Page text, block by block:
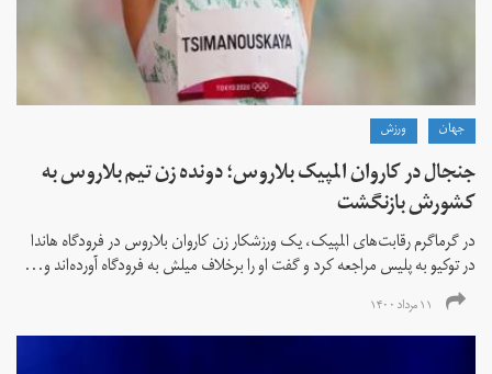
جهان ورزش
جنجال در کاروان المپیک بلاروس؛ دونده زن تیم بلاروس به
کشورش بازنگشت
در گرماگرم رقابت‌های المپیک، یک ورزشکار زن کاروان بلاروس در فرودگاه هاندا
در توکیو به پلیس مراجعه کرد و گفت او را برخلاف میلش به فرودگاه آورده‌اند و...
۱۱ مرداد ۱۴۰۰